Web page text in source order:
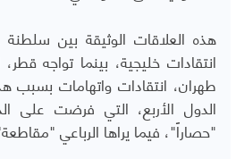
هذه العلاقات الوثيقة بين سلطنة
انتقادات خليجية، بينما تواجه
طهران، انتقادات واتهامات بسبب
الدول الأربع، التي فرضت على
"حصاراً"، فيما يراها الرباعي